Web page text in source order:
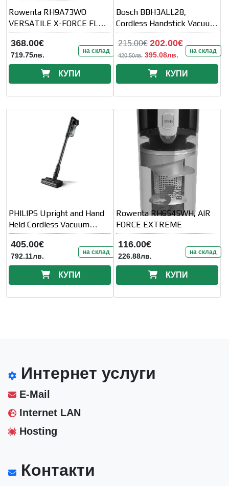
Rowenta RH9A73WO
VERSATILE X-FORCE FLEX
13.60 AN
368.00€
719.75лв. на склад
КУПИ
Bosch BBH3ALL28,
Cordless Handstick Vacuum
cleaner 2 in 1 Flexxo Gen2
28Vmax
215.00€ 202.00€
420.50лв. 395.08лв. на склад
КУПИ
PHILIPS Upright and Hand
Held Cordless Vacuum
Cleaner
405.00€
792.11лв. на склад
КУПИ
Rowenta RH6545WH, AIR
FORCE EXTREME
116.00€
226.88лв. на склад
КУПИ
Интернет услуги
E-Mail
Internet LAN
Hosting
Контакти